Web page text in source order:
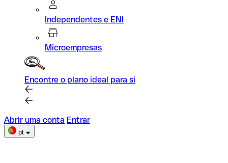
Independentes e ENI
Microempresas
Encontre o plano ideal para si
Abrir uma conta Entrar
pt